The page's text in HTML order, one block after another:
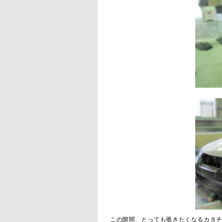
この隙間、とっても覗きたくなるカタ